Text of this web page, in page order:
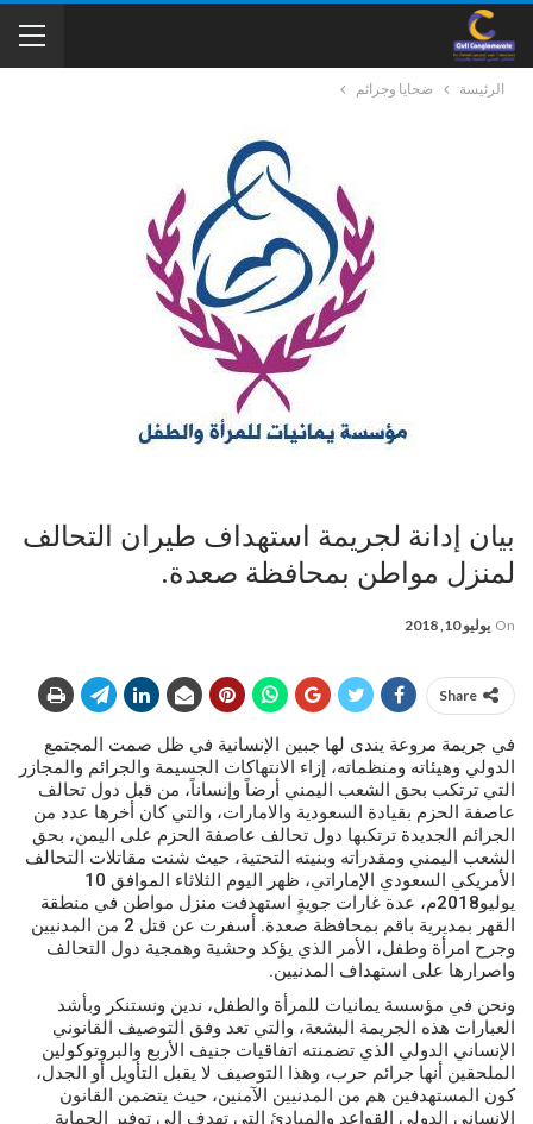
الرئيسة ضحايا وجرائم
بيان إدانة لجريمة استهداف طيران التحالف
لمنزل مواطن بمحافظة صعدة.
On يوليو 10, 2018
Share
في جريمة مروعة يندى لها جبين الإنسانية في ظل صمت المجتمع
الدولي وهيئاته ومنظماته، إزاء الانتهاكات الجسيمة والجرائم والمجازر
التي ترتكب بحق الشعب اليمني أرضاً وإنساناً، من قبل دول تحالف
عاصفة الحزم بقيادة السعودية والامارات، والتي كان أخرها عدد من
الجرائم الجديدة ترتكبها دول تحالف عاصفة الحزم على اليمن، بحق
الشعب اليمني ومقدراته وبنيته التحتية، حيث شنت مقاتلات التحالف
الأمريكي السعودي الإماراتي، ظهر اليوم الثلاثاء الموافق 10
يوليو2018م، عدة غارات جويةٍ استهدفت منزل مواطن في منطقة
القهر بمديرية باقم بمحافظة صعدة. أسفرت عن قتل 2 من المدنيين
وجرح امرأة وطفل، الأمر الذي يؤكد وحشية وهمجية دول التحالف
واصرارها على استهداف المدنيين.
ونحن في مؤسسة يمانيات للمرأة والطفل، ندين ونستنكر وبأشد
العبارات هذه الجريمة البشعة، والتي تعد وفق التوصيف القانوني
الإنساني الدولي الذي تضمنته اتفاقيات جنيف الأربع والبروتوكولين
الملحقين أنها جرائم حرب، وهذا التوصيف لا يقبل التأويل أو الجدل،
كون المستهدفين هم من المدنيين الآمنين، حيث يتضمن القانون
الإنساني الدولي القواعد والمبادئ التي تهدف إلى توفير الحماية